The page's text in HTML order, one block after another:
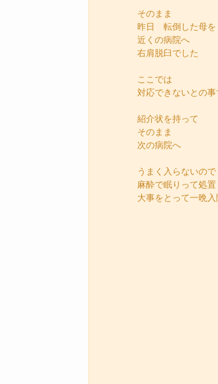
そのまま
昨日　転倒した母を
近くの病院へ
右肩脱臼でした
ここでは
対応できないとの事
紹介状を持って
そのまま
次の病院へ
うまく入らないので
麻酔で眠りって処置
大事をとって一晩